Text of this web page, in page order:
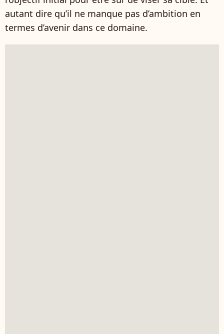
autant dire qu’il ne manque pas d’ambition en
termes d’avenir dans ce domaine.